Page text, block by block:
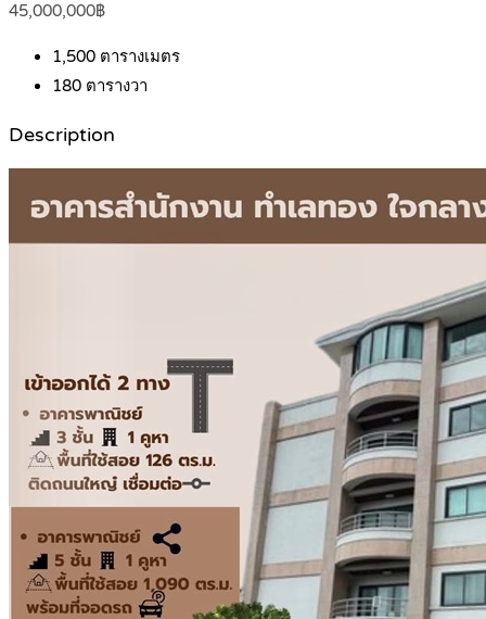
45,000,000฿
1,500 ตารางเมตร
180 ตารางวา
Description